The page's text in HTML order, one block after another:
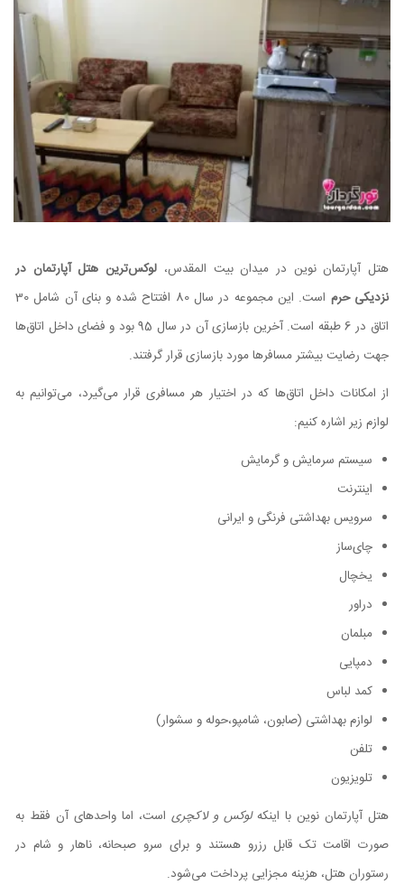
هتل آپارتمان نوین در میدان بیت المقدس، لوکس‌ترین هتل آپارتمان در
نزدیکی حرم
است. این مجموعه در سال 80 افتتاح شده و بنای آن شامل 30
اتاق در 6 طبقه است. آخرین بازسازی آن در سال 95 بود و فضای داخل اتاق‌ها
جهت رضایت بیشتر مسافرها مورد بازسازی قرار گرفتند.
از امکانات داخل اتاق‌ها که در اختیار هر مسافری قرار می‌گیرد، می‌توانیم به
لوازم زیر اشاره کنیم:
سیستم سرمایش و گرمایش
اینترنت
سرویس بهداشتی فرنگی و ایرانی
چای‌ساز
یخچال
دراور
مبلمان
دمپایی
کمد لباس
لوازم بهداشتی (صابون، شامپو،حوله و سشوار)
تلفن
تلویزیون
هتل آپارتمان نوین با اینکهلوکس و لاکچریاست، اما واحدهای آن فقط به
صورت اقامت تک قابل رزرو هستند و برای سرو صبحانه، ناهار و شام در
رستوران هتل، هزینه مجزایی پرداخت می‌شود.